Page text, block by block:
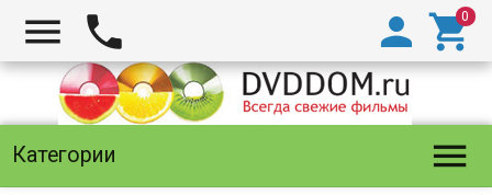
  

Категории 